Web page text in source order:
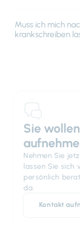
Muss ich mich
krankschreiben
Sie
Nehmen Sie
lassen Sie sich
persönlich
da.
Kontakt